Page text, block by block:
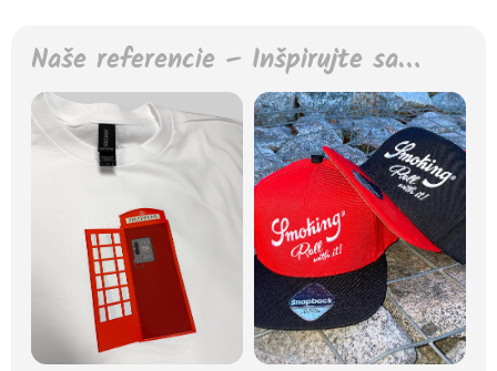
Naše referencie – Inšpirujte sa…